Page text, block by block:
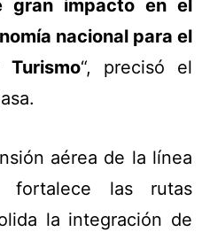
gran impacto en el
nacional para el
“, precisó el
aérea de la línea
fortalece las rutas
la integración de